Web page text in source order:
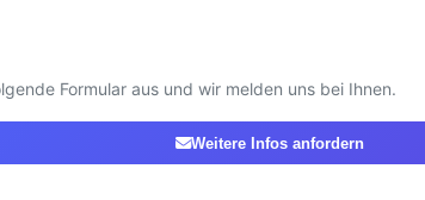
Formular aus und wir melden uns bei Ihnen.
Weitere Infos anfordern